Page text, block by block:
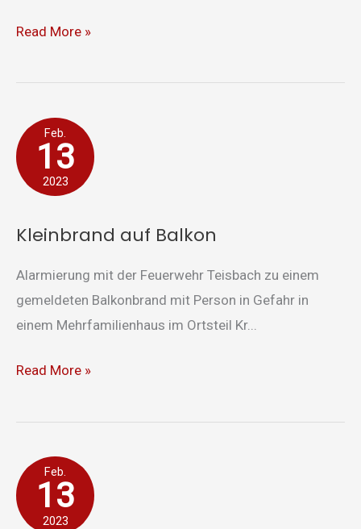
Read More »
Feb.
13
2023
Kleinbrand auf Balkon
Alarmierung mit der Feuerwehr Teisbach zu einem
gemeldeten Balkonbrand mit Person in Gefahr in
einem Mehrfamilienhaus im Ortsteil Kr...
Kleinbrand
auf
Balkon
Read More »
Feb.
13
2023
Verkehrsunfall
A92